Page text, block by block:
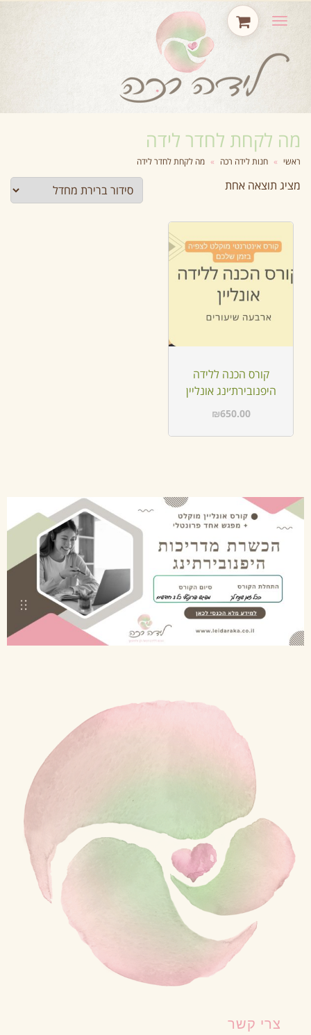
תפריט
מה לקחת לחדר לידה
ראשי » חנות לידה רכה » מה לקחת לחדר לידה
מציג תוצאה אחת
קורס הכנה ללידה
היפנובירת׳ינג אונליין
₪650.00
צרי קשר